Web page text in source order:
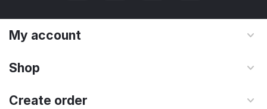
My account
Shop
Create order